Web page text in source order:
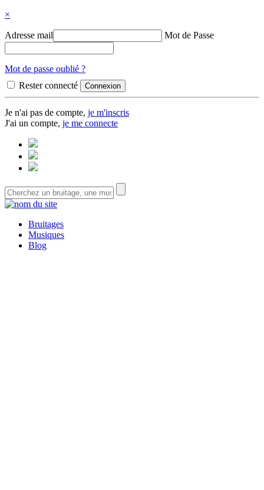
×
Adresse mail Mot de Passe
Mot de passe oublié ?
Rester connecté
Je n'ai pas de compte, je m'inscris
J'ai un compte, je me connecte
Bruitages
Musiques
Blog